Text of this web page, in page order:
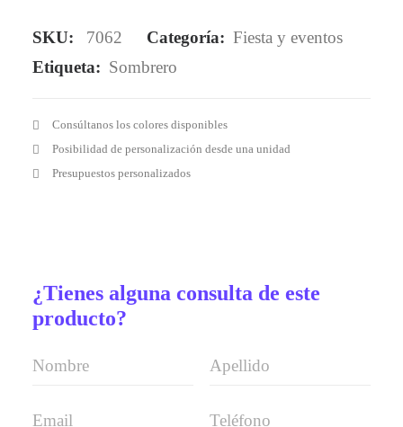
SKU: 7062 Categoría: Fiesta y eventos
Etiqueta: Sombrero
Consúltanos los colores disponibles
Posibilidad de personalización desde una unidad
Presupuestos personalizados
¿Tienes alguna consulta de este
producto?